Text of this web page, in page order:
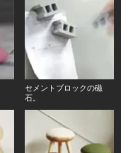
セメントブロックの磁
石。